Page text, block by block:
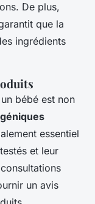
De plus,
que la
ingrédients
bébé est non
essentiel
et leur
un avis